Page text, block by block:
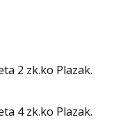
2 zk.ko Plazak.
4 zk.ko Plazak.